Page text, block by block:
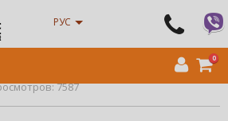
РУС
0
для салонов красоты Новости
и стерилизация
и стерилизация
7587